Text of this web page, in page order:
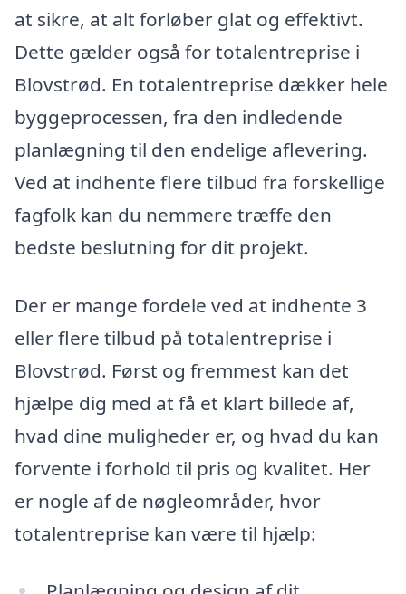
at sikre, at alt forløber glat og effektivt.
Dette gælder også for totalentreprise i
Blovstrød. En totalentreprise dækker hele
byggeprocessen, fra den indledende
planlægning til den endelige aflevering.
Ved at indhente flere tilbud fra forskellige
fagfolk kan du nemmere træffe den
bedste beslutning for dit projekt.
Der er mange fordele ved at indhente 3
eller flere tilbud på totalentreprise i
Blovstrød. Først og fremmest kan det
hjælpe dig med at få et klart billede af,
hvad dine muligheder er, og hvad du kan
forvente i forhold til pris og kvalitet. Her
er nogle af de nøgleområder, hvor
totalentreprise kan være til hjælp: